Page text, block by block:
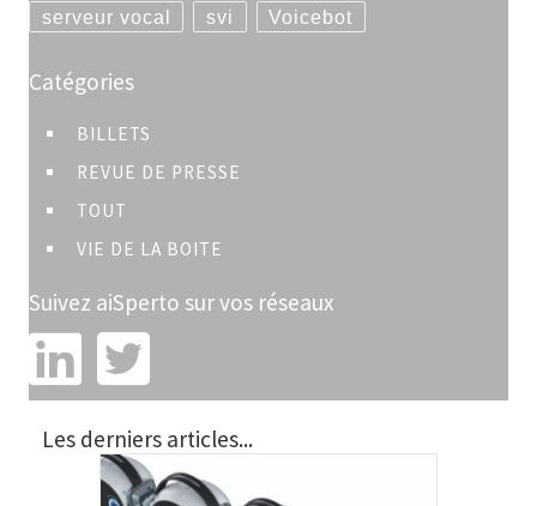
serveur vocal svi Voicebot
Catégories
BILLETS
REVUE DE PRESSE
TOUT
VIE DE LA BOITE
Suivez aiSperto sur vos réseaux
Les derniers articles...